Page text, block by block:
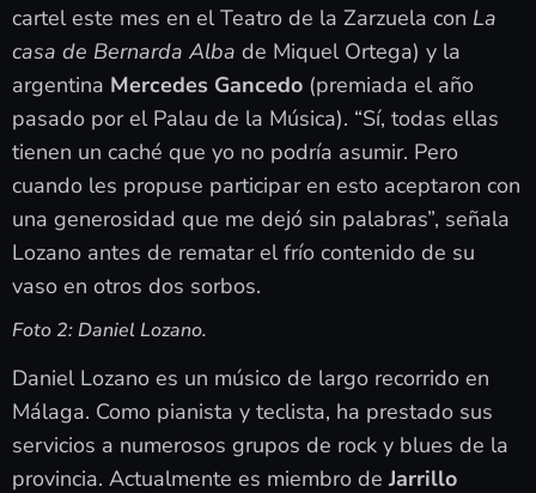
cartel este mes en el Teatro de la Zarzuela con La
casa de Bernarda Alba de Miquel Ortega) y la
argentina Mercedes Gancedo (premiada el año
pasado por el Palau de la Música). “Sí, todas ellas
tienen un caché que yo no podría asumir. Pero
cuando les propuse participar en esto aceptaron con
una generosidad que me dejó sin palabras”, señala
Lozano antes de rematar el frío contenido de su
vaso en otros dos sorbos.
Foto 2: Daniel Lozano.
Daniel Lozano es un músico de largo recorrido en
Málaga. Como pianista y teclista, ha prestado sus
servicios a numerosos grupos de rock y blues de la
provincia. Actualmente es miembro de Jarrillo